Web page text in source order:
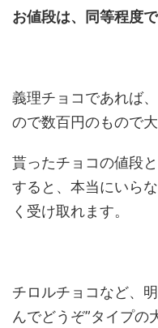
お値段は、同等程度で
義理チョコであれば
ので数百円のもので大
貰ったチョコの値段
すると、本当にいら
く受け取れます。
チロルチョコなど、
んでどうぞ”タイプの